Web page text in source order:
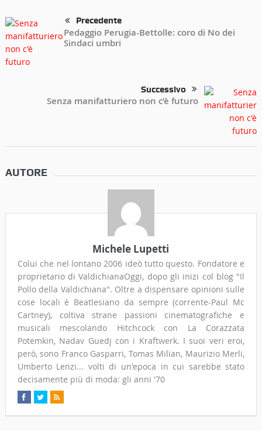
Precedente
Pedaggio Perugia-Bettolle: coro di No dei
Sindaci umbri
Successivo
Senza manifatturiero non c’è futuro
AUTORE
Michele Lupetti
Colui che nel lontano 2006 ideò tutto questo. Fondatore e
proprietario di ValdichianaOggi, dopo gli inizi col blog "Il
Pollo della Valdichiana". Oltre a dispensare opinioni sulle
cose locali è Beatlesiano da sempre (corrente-Paul Mc
Cartney), coltiva strane passioni cinematografiche e
musicali mescolando Hitchcock con La Corazzata
Potemkin, Nadav Guedj con i Kraftwerk. I suoi veri eroi,
però, sono Franco Gasparri, Tomas Milian, Maurizio Merli,
Umberto Lenzi... volti di un'epoca in cui sarebbe stato
decisamente più di moda: gli anni '70